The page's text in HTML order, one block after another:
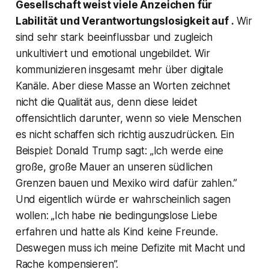
Gesellschaft weist viele Anzeichen für
Labilität und Verantwortungslosigkeit auf . Wir
sind sehr stark beeinflussbar und zugleich
unkultiviert und emotional ungebildet. Wir
kommunizieren insgesamt mehr über digitale
Kanäle. Aber diese Masse an Worten zeichnet
nicht die Qualität aus, denn diese leidet
offensichtlich darunter, wenn so viele Menschen
es nicht schaffen sich richtig auszudrücken. Ein
Beispiel: Donald Trump sagt: „Ich werde eine
große, große Mauer an unseren südlichen
Grenzen bauen und Mexiko wird dafür zahlen.”
Und eigentlich würde er wahrscheinlich sagen
wollen: „Ich habe nie bedingungslose Liebe
erfahren und hatte als Kind keine Freunde.
Deswegen muss ich meine Defizite mit Macht und
Rache kompensieren”.